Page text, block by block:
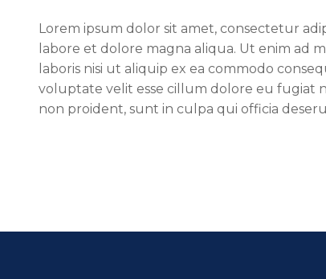
Lorem ipsum dolor sit amet, consectetur
labore et dolore magna aliqua. Ut enim ad
laboris nisi ut aliquip ex ea commodo
voluptate velit esse cillum dolore eu fugiat
non proident, sunt in culpa qui officia